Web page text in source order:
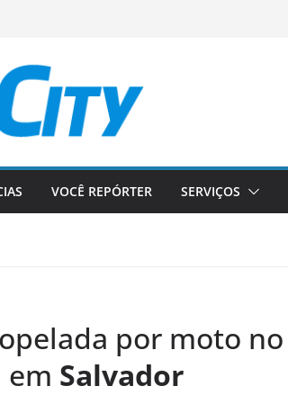
VOCÊ REPÓRTER SERVIÇOS
por moto
em Salvador